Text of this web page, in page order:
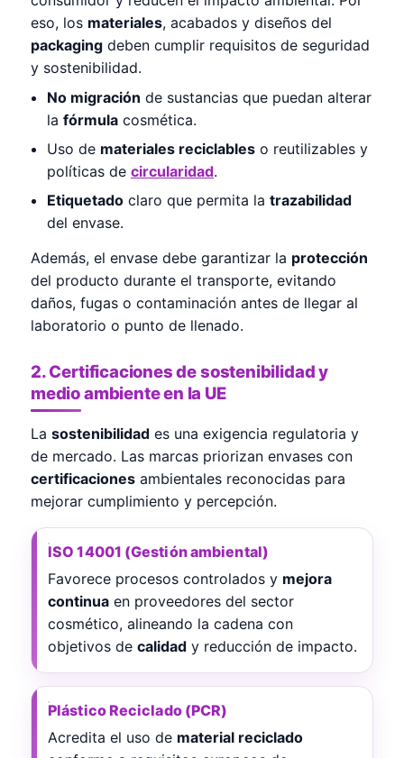
eso, los materiales, acabados y diseños del
packaging deben cumplir requisitos de seguridad
y sostenibilidad.
No migración de sustancias que puedan alterar
la fórmula cosmética.
Uso de materiales reciclables o reutilizables y
políticas de circularidad.
Etiquetado claro que permita la trazabilidad
del envase.
Además, el envase debe garantizar la protección
del producto durante el transporte, evitando
daños, fugas o contaminación antes de llegar al
laboratorio o punto de llenado.
2. Certificaciones de sostenibilidad y
medio ambiente en la UE
La sostenibilidad es una exigencia regulatoria y
de mercado. Las marcas priorizan envases con
certificaciones ambientales reconocidas para
mejorar cumplimiento y percepción.
ISO 14001 (Gestión ambiental)
Favorece procesos controlados y mejora
continua en proveedores del sector
cosmético, alineando la cadena con
objetivos de calidad y reducción de impacto.
Plástico Reciclado (PCR)
Acredita el uso de material reciclado